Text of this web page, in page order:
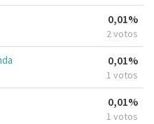
0,01%
2 votos
0,01%
1 votos
0,01%
1 votos